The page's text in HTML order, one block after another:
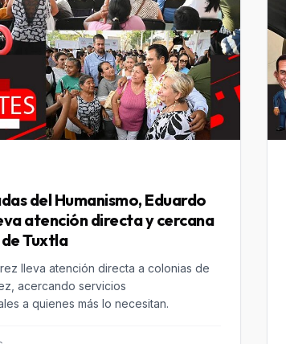
del Humanismo, Eduardo
atención directa y cercana
Tuxtla
lleva atención directa a colonias de
acercando servicios
a quienes más lo necesitan.